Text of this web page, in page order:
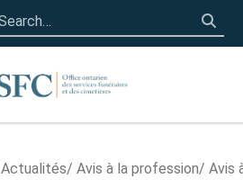
Click
Actualités Avis à la profession Avis